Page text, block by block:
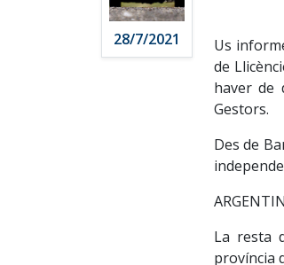
28/7/2021
Us
de
haver de
Gestors.
Des de
La resta
província